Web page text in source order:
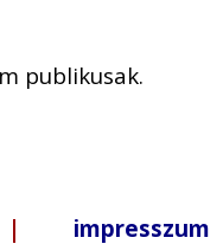
publikusak.
impresszum